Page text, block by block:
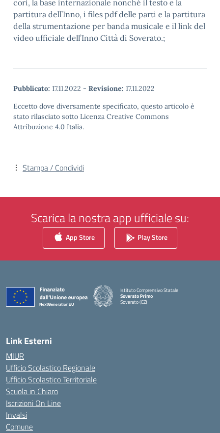
cori, la base internazionale nonché il testo e la
partitura dell’Inno, i files pdf delle parti e la partitura
della strumentazione per banda musicale e il link del
video ufficiale dell’Inno Città di Soverato.;
Pubblicato: 17.11.2022 - Revisione: 17.11.2022
Eccetto dove diversamente specificato, questo articolo è
stato rilasciato sotto Licenza Creative Commons
Attribuzione 4.0 Italia.
Stampa / Condividi
Scarica la nostra app ufficiale su:
App Store Play Store
Istituto Comprensivo Statale
Soverato Primo
Soverato (CZ)
Link Esterni
MIUR
Ufficio Scolastico Regionale
Ufficio Scolastico Territoriale
Scuola in Chiaro
Iscrizioni On Line
Invalsi
Comune